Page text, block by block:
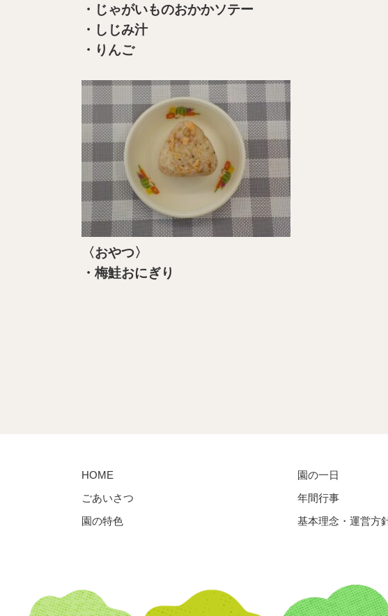
・じゃがいものおかかソテー
・しじみ汁
・りんご
〈おやつ〉
・梅鮭おにぎり
HOME
ごあいさつ
園の特色
園の一日
年間行事
基本理念・運営方